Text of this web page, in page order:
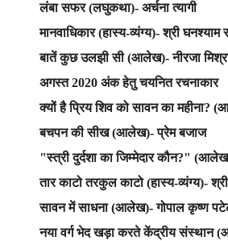
लंबा सफर (लघुकथा)- अर्चना त्यागी
मानवाधिकार (हास्य-व्यंग्य)- श्री घनश्याम
बातें कुछ उलझी सी (आलेख)- नीरजा
अगस्त 2020 अंक हेतु चयनित रचनाकार
क्यों है प्रिय शिव को सावन का
बचपन की सीख (आलेख)- प्रेम बजाज
"स्त्री दुर्दशा का जिम्मेदार कौन?"
तार काटो तरकुल काटो (हास्य-व्यंग्य)-
सावन में साधना (आलेख)- गोपाल कृष्ण
नया वर्ग भेद खड़ा करते केंद्रीय संस्थान